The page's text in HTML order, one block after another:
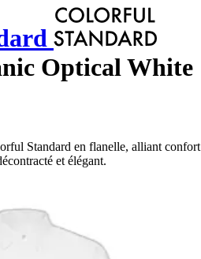
Optical White
Standard en flanelle, alliant confort
et élégant.